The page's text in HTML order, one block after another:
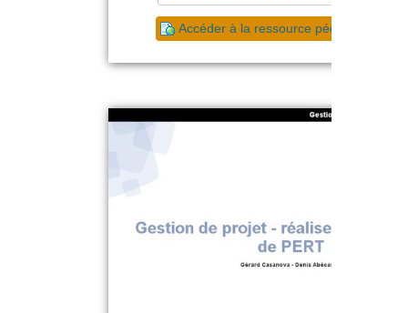
Accéder à la ressource pédagogique